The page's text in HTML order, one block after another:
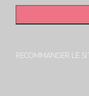
RECOMMANDER LE